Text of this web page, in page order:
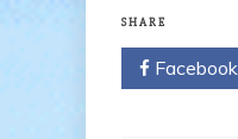
SHARE
Facebook